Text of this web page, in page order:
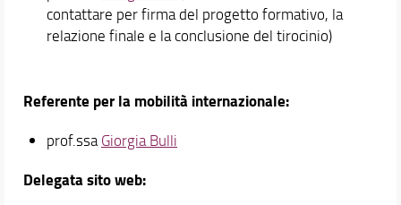
contattare per firma del progetto formativo, la
relazione finale e la conclusione del tirocinio)
Referente per la mobilità internazionale:
prof.ssaGiorgia Bulli
Delegata sito web: